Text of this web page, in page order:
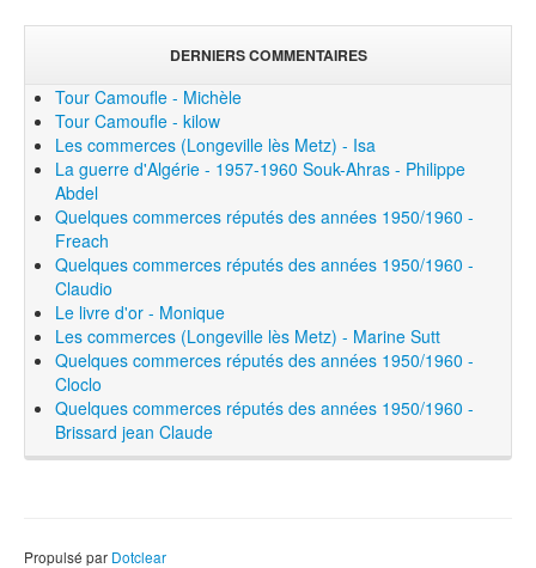
DERNIERS COMMENTAIRES
Tour Camoufle - Michèle
Tour Camoufle - kilow
Les commerces (Longeville lès Metz) - Isa
La guerre d'Algérie - 1957-1960 Souk-Ahras - Philippe
Abdel
Quelques commerces réputés des années 1950/1960 -
Freach
Quelques commerces réputés des années 1950/1960 -
Claudio
Le livre d'or - Monique
Les commerces (Longeville lès Metz) - Marine Sutt
Quelques commerces réputés des années 1950/1960 -
Cloclo
Quelques commerces réputés des années 1950/1960 -
Brissard jean Claude
Propulsé par Dotclear